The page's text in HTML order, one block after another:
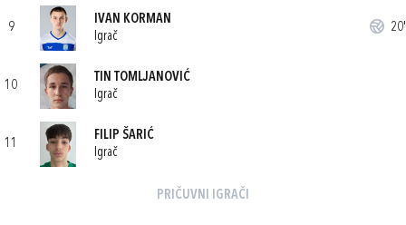
9
IVAN KORMAN
Igrač
20'
10
TIN TOMLJANOVIĆ
Igrač
11
FILIP ŠARIĆ
Igrač
PRIČUVNI IGRAČI